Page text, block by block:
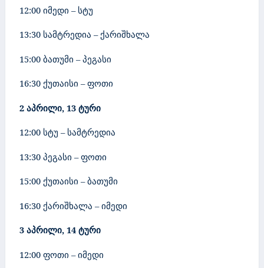
12:00 იმედი – სტუ
13:30 სამტრედია – ქარიშხალა
15:00 ბათუმი – პეგასი
16:30 ქუთაისი – ფოთი
2 აპრილი, 13 ტური
12:00 სტუ – სამტრედია
13:30 პეგასი – ფოთი
15:00 ქუთაისი – ბათუმი
16:30 ქარიშხალა – იმედი
3 აპრილი, 14 ტური
12:00 ფოთი – იმედი